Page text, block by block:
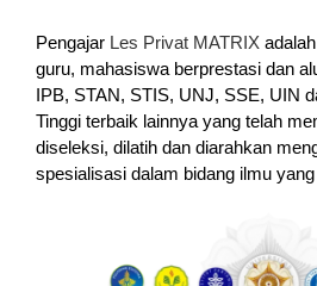
Pengajar Les Privat MATRIX
guru, mahasiswa berprestasi dan
IPB, STAN, STIS, UNJ, SSE, UIN
Tinggi terbaik lainnya yang telah
diseleksi, dilatih dan diarahkan
spesialisasi dalam bidang ilmu